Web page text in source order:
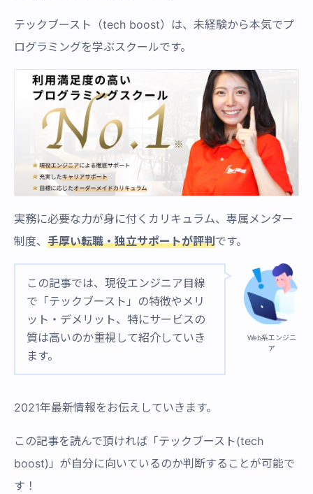
テックブースト（tech boost）は、未経験から本気でプ
ログラミングを学ぶスクールです。
実務に必要な力が身に付くカリキュラム、専属メンター
制度、 手厚い転職・独立サポートが評判です。
この記事では、現役エンジニア目線
で「テックブースト」の特徴やメリ
ット・デメリット、特にサービスの
質は高いのか重視して紹介していき
ます。
Web系エンジニ
ア
2021年最新情報をお伝えしていきます。
この記事を読んで頂ければ「テックブースト(tech
boost)」が自分に向いているのか判断することが可能で
す！